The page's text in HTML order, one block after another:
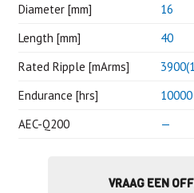
Diameter [mm]
16
Length [mm]
40
Rated Ripple [mArms]
Endurance [hrs]
10000
AEC-Q200
—
VRAAG EEN